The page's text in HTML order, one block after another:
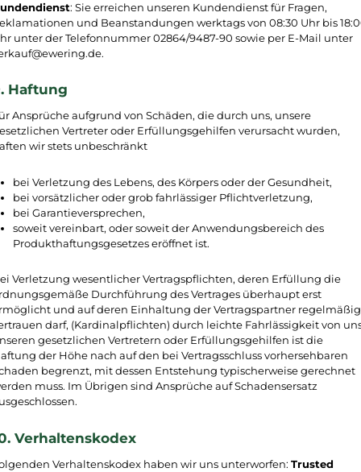
: Sie erreichen unseren Kundendienst für Fragen,
und Beanstandungen werktags von 08:30 Uhr bis
unter der Telefonnummer 02864/9487-90 sowie per E-Mail unter
Haftung
Ansprüche aufgrund von Schäden, die durch uns, unsere
Vertreter oder Erfüllungsgehilfen verursacht wurden,
wir stets unbeschränkt
bei Verletzung des Lebens, des Körpers oder der Gesundheit,
bei vorsätzlicher oder grob fahrlässiger Pflichtverletzung,
bei Garantieversprechen,
soweit vereinbart, oder soweit der Anwendungsbereich des
Produkthaftungsgesetzes eröffnet ist.
Verletzung wesentlicher Vertragspflichten, deren Erfüllung die
Durchführung des Vertrages überhaupt erst
und auf deren Einhaltung der Vertragspartner regelmäßig
darf, (Kardinalpflichten) durch leichte Fahrlässigkeit von
gesetzlichen Vertretern oder Erfüllungsgehilfen ist die
der Höhe nach auf den bei Vertragsschluss vorhersehbaren
begrenzt, mit dessen Entstehung typischerweise gerechnet
muss. Im Übrigen sind Ansprüche auf Schadensersatz
Verhaltenskodex
Verhaltenskodex haben wir uns unterworfen: Trusted